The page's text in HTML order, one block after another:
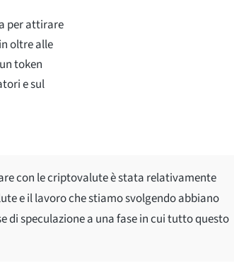
per attirare
oltre alle
token
e sul
con le criptovalute è stata relativamente
e il lavoro che stiamo svolgendo abbiano
speculazione a una fase in cui tutto questo